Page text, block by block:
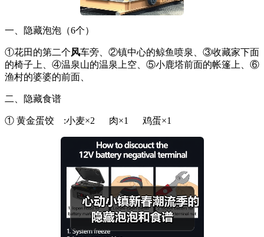
一、隐藏泡泡（6个）
①花田的第二个风车旁、②镇中心的鲸鱼喷泉、③收藏家下面
的椅子上、④温泉山的温泉上空、⑤小鹿塔前面的帐篷上、⑥
渔村的婆婆的前面、
二、隐藏食谱
① 黄金蛋饺 :小麦×2 肉×1 鸡蛋×1